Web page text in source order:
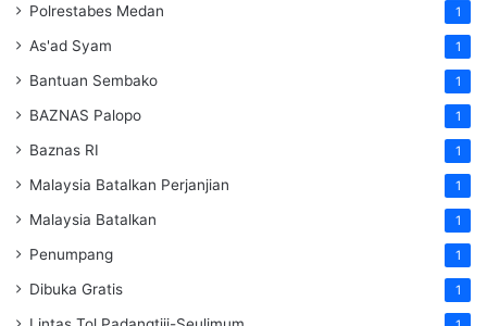
Polrestabes Medan 1
As'ad Syam 1
Bantuan Sembako 1
BAZNAS Palopo 1
Baznas RI 1
Malaysia Batalkan Perjanjian 1
Malaysia Batalkan 1
Penumpang 1
Dibuka Gratis 1